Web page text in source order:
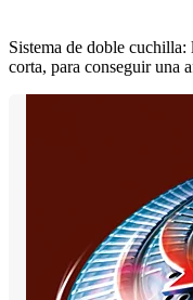
Sistema de doble
corta, para conseguir una